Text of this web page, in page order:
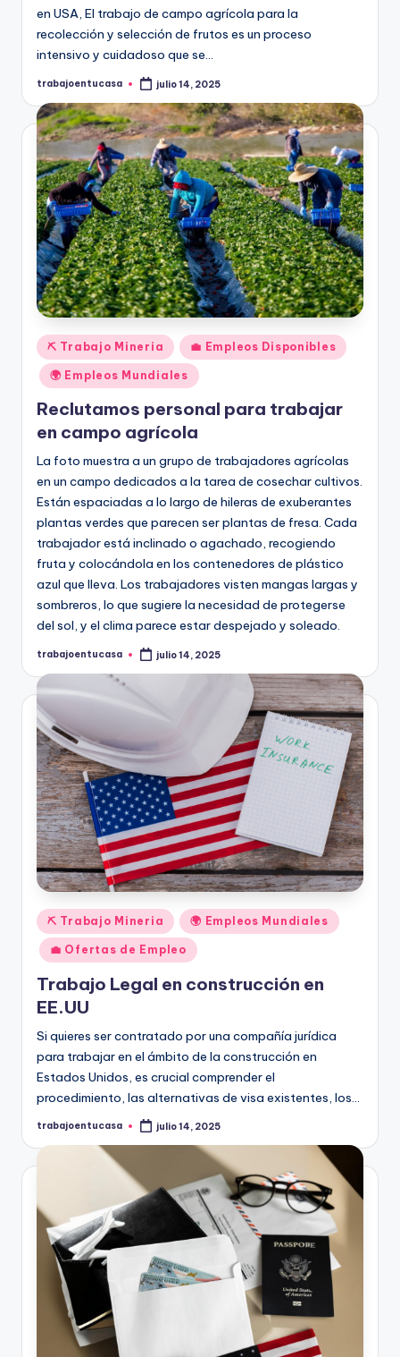
en USA, El trabajo de campo agrícola para la
recolección y selección de frutos es un proceso
intensivo y cuidadoso que se…
Publicado
trabajoentucasa julio 14, 2025
Publicado
en
⛏️ Trabajo Mineria 💼 Empleos Disponibles
🌍 Empleos Mundiales
Reclutamos personal para trabajar
en campo agrícola
La foto muestra a un grupo de trabajadores agrícolas
en un campo dedicados a la tarea de cosechar cultivos.
Están espaciadas a lo largo de hileras de exuberantes
plantas verdes que parecen ser plantas de fresa. Cada
trabajador está inclinado o agachado, recogiendo
fruta y colocándola en los contenedores de plástico
azul que lleva. Los trabajadores visten mangas largas y
sombreros, lo que sugiere la necesidad de protegerse
del sol, y el clima parece estar despejado y soleado.
Publicado
trabajoentucasa julio 14, 2025
Publicado
en
⛏️ Trabajo Mineria 🌍 Empleos Mundiales
💼 Ofertas de Empleo
Trabajo Legal en construcción en
EE.UU
Si quieres ser contratado por una compañía jurídica
para trabajar en el ámbito de la construcción en
Estados Unidos, es crucial comprender el
procedimiento, las alternativas de visa existentes, los…
Publicado
trabajoentucasa julio 14, 2025